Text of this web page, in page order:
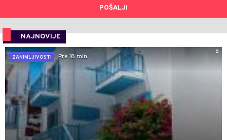
POŠALJI
NAJNOVIJE
0
ZANIMLJIVOSTI
Pre 18 min